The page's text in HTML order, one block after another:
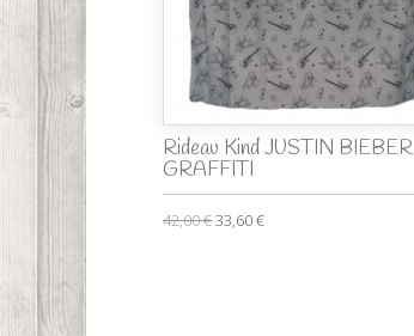
Rideau Kind JUSTIN BIEBER
GRAFFITI
42,00 €33,60 €